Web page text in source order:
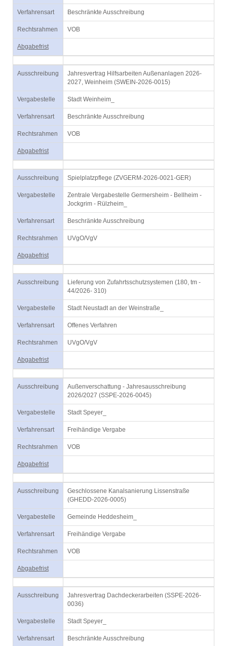
Verfahrensart Beschränkte Ausschreibung
Rechtsrahmen VOB
Abgabefrist
Ausschreibung
Jahresvertrag Hilfsarbeiten Außenanlagen 2026-
2027, Weinheim (SWEIN-2026-0015)
Vergabestelle Stadt Weinheim_
Verfahrensart Beschränkte Ausschreibung
Rechtsrahmen VOB
Abgabefrist
Ausschreibung Spielplatzpflege (ZVGERM-2026-0021-GER)
Vergabestelle
Zentrale Vergabestelle Germersheim - Bellheim -
Jockgrim - Rülzheim_
Verfahrensart Beschränkte Ausschreibung
Rechtsrahmen UVgO/VgV
Abgabefrist
Ausschreibung
Lieferung von Zufahrtsschutzsystemen (180, tm -
44/2026- 310)
Vergabestelle Stadt Neustadt an der Weinstraße_
Verfahrensart Offenes Verfahren
Rechtsrahmen UVgO/VgV
Abgabefrist
Ausschreibung
Außenverschattung - Jahresausschreibung
2026/2027 (SSPE-2026-0045)
Vergabestelle Stadt Speyer_
Verfahrensart Freihändige Vergabe
Rechtsrahmen VOB
Abgabefrist
Ausschreibung
Geschlossene Kanalsanierung Lissenstraße
(GHEDD-2026-0005)
Vergabestelle Gemeinde Heddesheim_
Verfahrensart Freihändige Vergabe
Rechtsrahmen VOB
Abgabefrist
Ausschreibung
Jahresvertrag Dachdeckerarbeiten (SSPE-2026-
0036)
Vergabestelle Stadt Speyer_
Verfahrensart Beschränkte Ausschreibung